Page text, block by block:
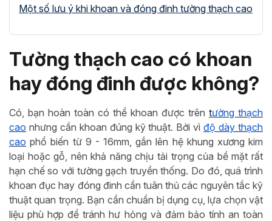
Một số lưu ý khi khoan và đóng đinh tường thạch cao
Tường thạch cao có khoan
hay đóng đinh được không?
Có, bạn hoàn toàn có thể khoan được trên tường thạch
cao nhưng cần khoan đúng kỹ thuật. Bởi vìđộ dày thạch
cao phổ biến từ 9 - 16mm, gắn lên hệ khung xương kim
loại hoặc gỗ, nên khả năng chịu tải trọng của bề mặt rất
hạn chế so với tường gạch truyền thống. Do đó, quá trình
khoan đục hay đóng đinh cần tuân thủ các nguyên tắc kỹ
thuật quan trọng. Bạn cần chuẩn bị dụng cụ, lựa chọn vật
liệu phù hợp để tránh hư hỏng và đảm bảo tính an toàn